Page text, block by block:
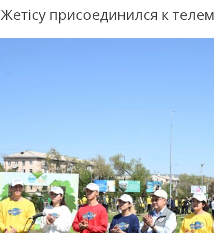
Жетісу присоединился к